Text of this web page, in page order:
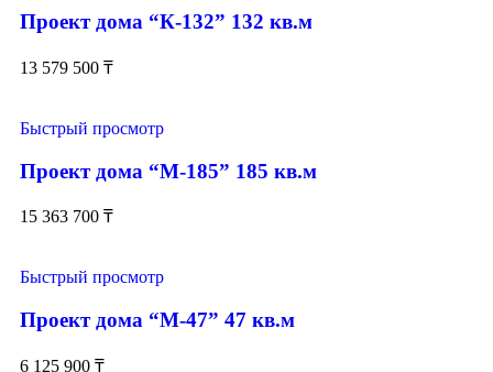
Проект дома “К-132” 132 кв.м
13 579 500 ₸
Быстрый просмотр
Проект дома “М-185” 185 кв.м
15 363 700 ₸
Быстрый просмотр
Проект дома “М-47” 47 кв.м
6 125 900 ₸